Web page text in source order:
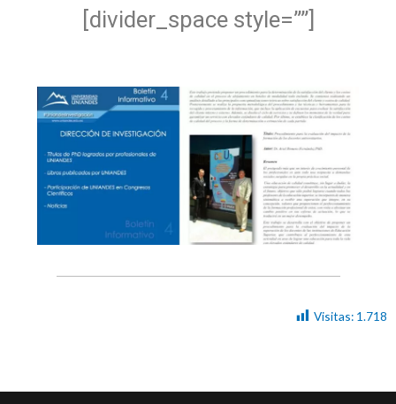
[divider_space style=””]
Visitas: 1.718